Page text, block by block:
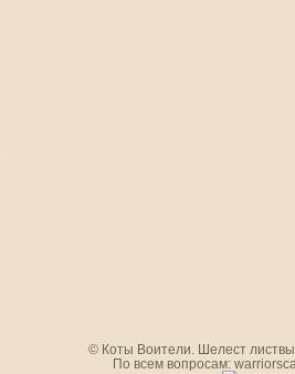
© Коты Воители. Шелест
По всем вопросам: